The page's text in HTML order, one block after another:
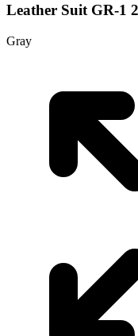
Leather Suit GR-1
Gray